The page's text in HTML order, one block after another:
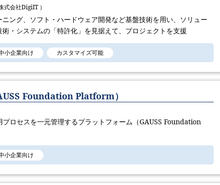
式会社DigiIT ）
ング、ソフト・ハードウェア開発など基盤技術を用い、ソリュー
・システムの「特許化」を見据えて、プロジェクトを支援
小企業向け カスタマイズ可能
Foundation Platform）
ロセスを一元管理するプラットフォーム（GAUSS Foundation
小企業向け